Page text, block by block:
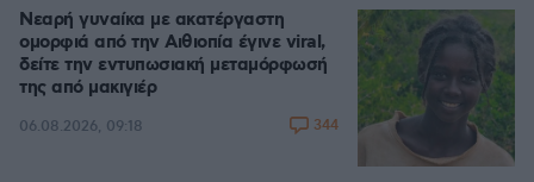
Νεαρή γυναίκα με ακατέργαστη
ομορφιά από την Αιθιοπία έγινε viral,
δείτε την εντυπωσιακή μεταμόρφωσή
της από μακιγιέρ
06.08.2026, 09:18 344